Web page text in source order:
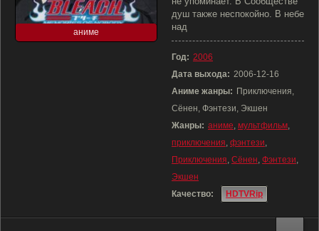
аниме
душ также неспокойно. В небе
над
Год: 2006
Дата выхода: 2006-12-16
Аниме жанры: Приключения,
Сёнен, Фэнтези, Экшен
Жанры: аниме, мультфильм,
приключения, фэнтези,
Приключения, Сёнен, Фэнтези,
Экшен
Качество:
HDTVRip